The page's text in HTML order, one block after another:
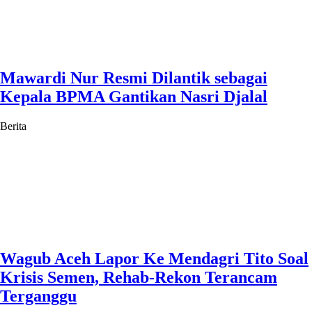
Mawardi Nur Resmi Dilantik sebagai
Kepala BPMA Gantikan Nasri Djalal
Berita
Wagub Aceh Lapor Ke Mendagri Tito Soal
Krisis Semen, Rehab-Rekon Terancam
Terganggu